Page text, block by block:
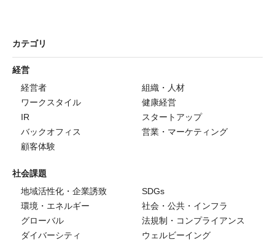
カテゴリ
経営
経営者
組織・人材
ワークスタイル
健康経営
IR
スタートアップ
バックオフィス
営業・マーケティング
顧客体験
社会課題
地域活性化・企業誘致
SDGs
環境・エネルギー
社会・公共・インフラ
グローバル
法規制・コンプライアンス
ダイバーシティ
ウェルビーイング